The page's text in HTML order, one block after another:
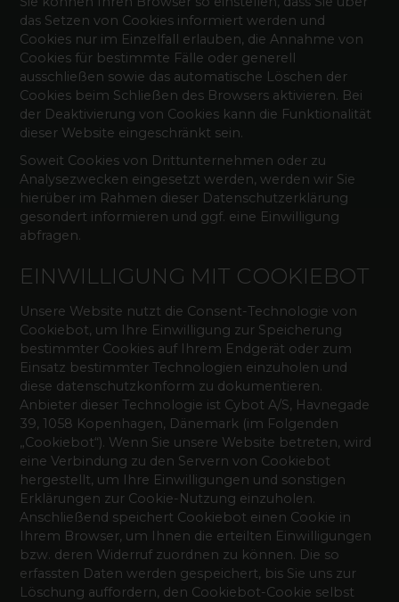
das Setzen von Cookies informiert werden und
Cookies nur im Einzelfall erlauben, die Annahme von
Cookies für bestimmte Fälle oder generell
ausschließen sowie das automatische Löschen der
Cookies beim Schließen des Browsers aktivieren. Bei
der Deaktivierung von Cookies kann die Funktionalität
dieser Website eingeschränkt sein.
Soweit Cookies von Drittunternehmen oder zu
Analysezwecken eingesetzt werden, werden wir Sie
hierüber im Rahmen dieser Datenschutzerklärung
gesondert informieren und ggf. eine Einwilligung
abfragen.
EINWILLIGUNG MIT COOKIEBOT
Unsere Website nutzt die Consent-Technologie von
Cookiebot, um Ihre Einwilligung zur Speicherung
bestimmter Cookies auf Ihrem Endgerät oder zum
Einsatz bestimmter Technologien einzuholen und
diese datenschutzkonform zu dokumentieren.
Anbieter dieser Technologie ist Cybot A/S, Havnegade
39, 1058 Kopenhagen, Dänemark (im Folgenden
„Cookiebot“). Wenn Sie unsere Website betreten, wird
eine Verbindung zu den Servern von Cookiebot
hergestellt, um Ihre Einwilligungen und sonstigen
Erklärungen zur Cookie-Nutzung einzuholen.
Anschließend speichert Cookiebot einen Cookie in
Ihrem Browser, um Ihnen die erteilten Einwilligungen
bzw. deren Widerruf zuordnen zu können. Die so
erfassten Daten werden gespeichert, bis Sie uns zur
Löschung auffordern, den Cookiebot-Cookie selbst